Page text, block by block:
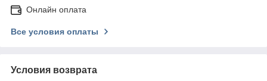
Онлайн оплата
Все условия оплаты
Условия возврата